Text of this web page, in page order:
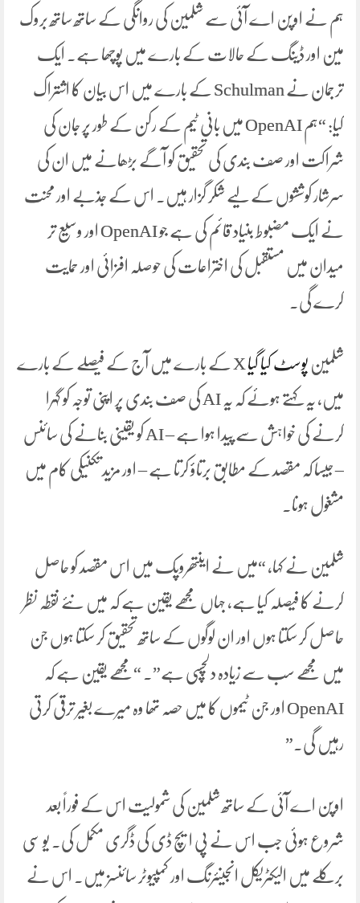
ہم نے اوپن اے آئی سے شلمین کی روانگی کے ساتھ ساتھ بروک
مین اور ڈینگ کے حالات کے بارے میں پوچھا ہے۔ ایک
ترجمان نے Schulman کے بارے میں اس بیان کا اشتراک
کیا: “ہم OpenAI میں بانی ٹیم کے رکن کے طور پر جان کی
شراکت اور صف بندی کی تحقیق کو آگے بڑھانے میں ان کی
سرشار کوششوں کے لیے شکر گزار ہیں۔ اس کے جذبے اور محنت
نے ایک مضبوط بنیاد قائم کی ہے جو OpenAI اور وسیع تر
میدان میں مستقبل کی اختراعات کی حوصلہ افزائی اور حمایت
کرے گی۔
شلمین پوسٹ کیا گیا X کے بارے میں آج کے فیصلے کے بارے
میں، یہ کہتے ہوئے کہ یہ AI کی صف بندی پر اپنی توجہ کو گہرا
کرنے کی خواہش سے پیدا ہوا ہے – AI کو یقینی بنانے کی سائنس
– جیسا کہ مقصد کے مطابق برتاؤ کرتا ہے – اور مزید تکنیکی کام میں
مشغول ہونا۔
شلمین نے کہا، “میں نے اینتھروپک میں اس مقصد کو حاصل
کرنے کا فیصلہ کیا ہے، جہاں مجھے یقین ہے کہ میں نئے نقطہ نظر
حاصل کر سکتا ہوں اور ان لوگوں کے ساتھ تحقیق کر سکتا ہوں جن
میں مجھے سب سے زیادہ دلچسپی ہے”۔ “مجھے یقین ہے کہ
OpenAI اور جن ٹیموں کا میں حصہ تھا وہ میرے بغیر ترقی کرتی
رہیں گی۔”
اوپن اے آئی کے ساتھ شلمین کی شمولیت اس کے فوراً بعد
شروع ہوئی جب اس نے پی ایچ ڈی کی ڈگری مکمل کی۔ یو سی
برکلے میں الیکٹریکل انجینئرنگ اور کمپیوٹر سائنسز میں۔ اس نے